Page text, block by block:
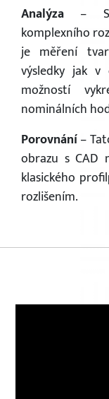
Analýza –
komplexního
je měření
výsledky jak
možností
nominálních
Porovnání–
obrazu s CAD
klasického
rozlišením.